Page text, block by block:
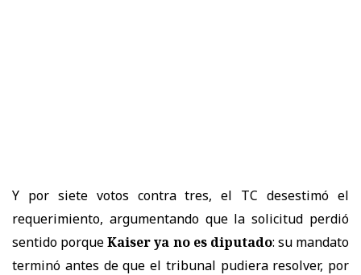
Y por siete votos contra tres, el TC desestimó el
requerimiento, argumentando que la solicitud perdió
sentido porqueKaiser ya no es diputado: su mandato
terminó antes de que el tribunal pudiera resolver, por